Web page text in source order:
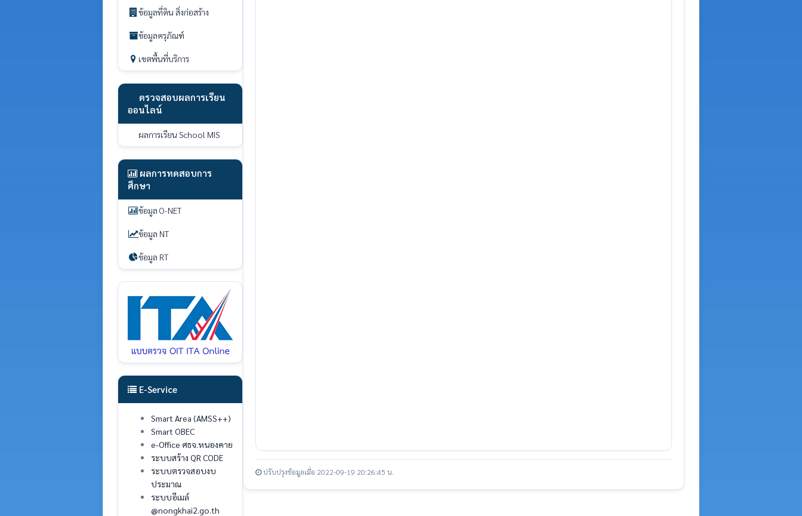
ข้อมูลที่ดิน สิ่งก่อสร้าง
ข้อมูลครุภัณฑ์
เขตพื้นที่บริการ
ตรวจสอบผลการเรียน
ออนไลน์
ผลการเรียน School MIS
ผลการทดสอบการ
ศึกษา
ข้อมูล O-NET
ข้อมูล NT
ข้อมูล RT
E-Service
Smart Area (AMSS++)
Smart OBEC
e-Office ศธจ.หนองคาย
ระบบสร้าง QR CODE
ระบบตรวจสอบงบ
ประมาณ
ระบบอีเมล์
@nongkhai2.go.th
ปรับปรุงข้อมูลเมื่อ 2022-09-19 20:26:45 น.